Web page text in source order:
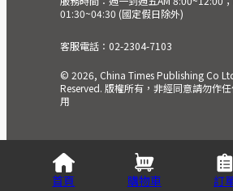
01:30~04:30 (國定假日除外)
客服電話：02-2304-7103
© 2026, China Times Publishing Co
Reserved. 版權所有，非經同意請勿作
用
首頁 購物車 訂